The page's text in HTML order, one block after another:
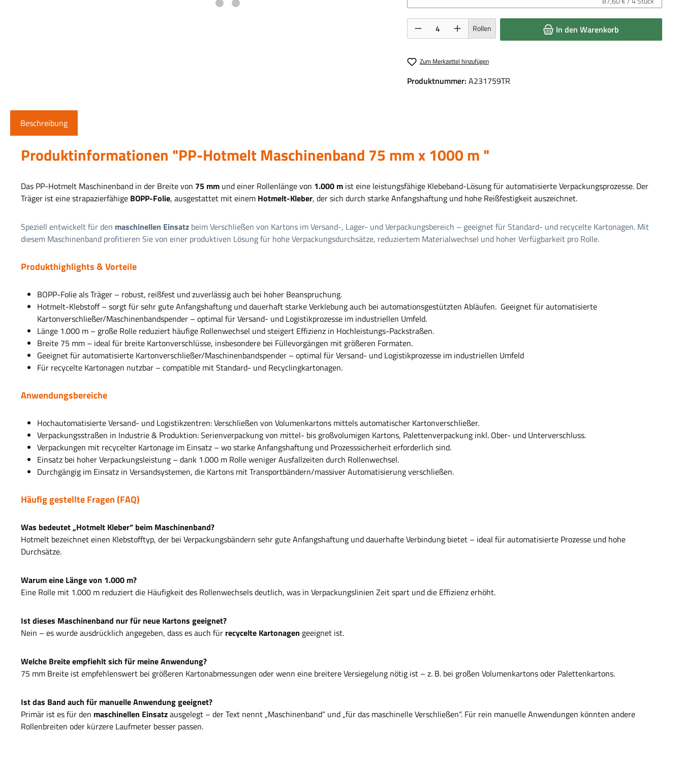
Produkt Anzahl: Gib den gewünschten Wert ein oder benutze die Schaltflächen um die
Rollen In den Warenkorb
Zum Merkzettel hinzufügen
Produktnummer: A231759TR
Beschreibung
Produktinformationen "PP-Hotmelt Maschinenband 75 mm x 1000 m "
Das PP-Hotmelt Maschinenband in der Breite von 75 mm und einer Rollenlänge von 1.000 m ist eine leistungsfähige Klebeband-Lösung für automatisierte Verpackungsprozesse. Der
Träger ist eine strapazierfähige BOPP-Folie, ausgestattet mit einem Hotmelt-Kleber, der sich durch starke Anfangshaftung und hohe Reißfestigkeit auszeichnet.
Speziell entwickelt für den maschinellen Einsatz beim Verschließen von Kartons im Versand-, Lager- und Verpackungsbereich – geeignet für Standard- und recycelte Kartonagen. Mit
diesem Maschinenband profitieren Sie von einer produktiven Lösung für hohe Verpackungs­durchsätze, reduziertem Materialwechsel und hoher Verfügbarkeit pro Rolle.
Produkthighlights & Vorteile
BOPP-Folie als Träger – robust, reißfest und zuverlässig auch bei hoher Beanspruchung.
Hotmelt-Klebstoff– sorgt für sehr gute Anfangshaftung und dauerhaft starke Verklebung auch bei automationsgestützten Abläufen. Geeignet für automatisierte
Kartonverschließer/Maschinenbandspender – optimal für Versand- und Logistikprozesse im industriellen Umfeld.
Länge 1.000 m – große Rolle reduziert häufige Rollenwechsel und steigert Effizienz in Hochleistungs-Packstraßen.
Breite 75 mm – ideal für breite Kartonverschlüsse, insbesondere bei Füllevorgängen mit größeren Formaten.
Geeignet für automatisierte Kartonverschließer/Maschinenbandspender – optimal für Versand- und Logistikprozesse im industriellen Umfeld
Für recycelte Kartonagen nutzbar – compatible mit Standard- und Recyclingkartonagen.
Anwendungsbereiche
Hochautomatisierte Versand- und Logistikzentren: Verschließen von Volumenkartons mittels automatischer Kartonverschließer.
Verpackungsstraßen in Industrie & Produktion: Serienverpackung von mittel- bis großvolumigen Kartons, Palettenverpackung inkl. Ober- und Unterverschluss.
Verpackungen mit recycelter Kartonage im Einsatz – wo starke Anfangshaftung und Prozesssicherheit erforderlich sind.
Einsatz bei hoher Verpackungsleistung – dank 1.000 m Rolle weniger Ausfallzeiten durch Rollenwechsel.
Durchgängig im Einsatz in Versandsystemen, die Kartons mit Transportbändern/massiver Automatisierung verschließen.
Häufig gestellte Fragen (FAQ)
Was bedeutet „Hotmelt Kleber“ beim Maschinenband?
Hotmelt bezeichnet einen Klebstofftyp, der bei Verpackungsbändern sehr gute Anfangshaftung und dauerhafte Verbindung bietet – ideal für automatisierte Prozesse und hohe
Durchsätze.
Warum eine Länge von 1.000 m?
Eine Rolle mit 1.000 m reduziert die Häufigkeit des Rollenwechsels deutlich, was in Verpackungslinien Zeit spart und die Effizienz erhöht.
Ist dieses Maschinenband nur für neue Kartons geeignet?
Nein – es wurde ausdrücklich angegeben, dass es auch für recycelte Kartonagen geeignet ist.
Welche Breite empfiehlt sich für meine Anwendung?
75 mm Breite ist empfehlenswert bei größeren Kartonabmessungen oder wenn eine breitere Versiegelung nötig ist – z. B. bei großen Volumenkartons oder Palettenkartons.
Ist das Band auch für manuelle Anwendung geeignet?
Primär ist es für den maschinellen Einsatzausgelegt – der Text nennt „Maschinenband“ und „für das maschinelle Verschließen“. Für rein manuelle Anwendungen könnten andere
Rollenbreiten oder kürzere Laufmeter besser passen.